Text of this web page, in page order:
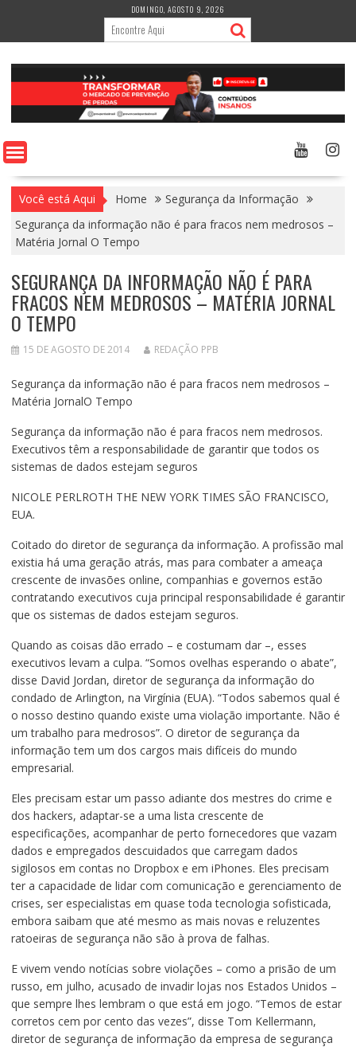
content
DOMINGO, AGOSTO 9, 2026
Você está Aqui Home
Segurança da Informação
Segurança da informação não é para fracos nem medrosos –
Matéria Jornal O Tempo
SEGURANÇA DA INFORMAÇÃO NÃO É PARA
FRACOS NEM MEDROSOS – MATÉRIA JORNAL
O TEMPO
15 DE AGOSTO DE 2014 REDAÇÃO PPB
Segurança da informação não é para fracos nem medrosos –
Matéria JornalO Tempo
Segurança da informação não é para fracos nem medrosos.
Executivos têm a responsabilidade de garantir que todos os
sistemas de dados estejam seguros
NICOLE PERLROTH THE NEW YORK TIMES SÃO FRANCISCO,
EUA.
Coitado do diretor de segurança da informação. A profissão mal
existia há uma geração atrás, mas para combater a ameaça
crescente de invasões online, companhias e governos estão
contratando executivos cuja principal responsabilidade é garantir
que os sistemas de dados estejam seguros.
Quando as coisas dão errado – e costumam dar –, esses
executivos levam a culpa. “Somos ovelhas esperando o abate”,
disse David Jordan, diretor de segurança da informação do
condado de Arlington, na Virgínia (EUA). “Todos sabemos qual é
o nosso destino quando existe uma violação importante. Não é
um trabalho para medrosos”. O diretor de segurança da
informação tem um dos cargos mais difíceis do mundo
empresarial.
Eles precisam estar um passo adiante dos mestres do crime e
dos hackers, adaptar-se a uma lista crescente de
especificações, acompanhar de perto fornecedores que vazam
dados e empregados descuidados que carregam dados
sigilosos em contas no Dropbox e em iPhones. Eles precisam
ter a capacidade de lidar com comunicação e gerenciamento de
crises, ser especialistas em quase toda tecnologia sofisticada,
embora saibam que até mesmo as mais novas e reluzentes
ratoeiras de segurança não são à prova de falhas.
E vivem vendo notícias sobre violações – como a prisão de um
russo, em julho, acusado de invadir lojas nos Estados Unidos –
que sempre lhes lembram o que está em jogo. “Temos de estar
corretos cem por cento das vezes”, disse Tom Kellermann,
diretor de segurança de informação da empresa de segurança